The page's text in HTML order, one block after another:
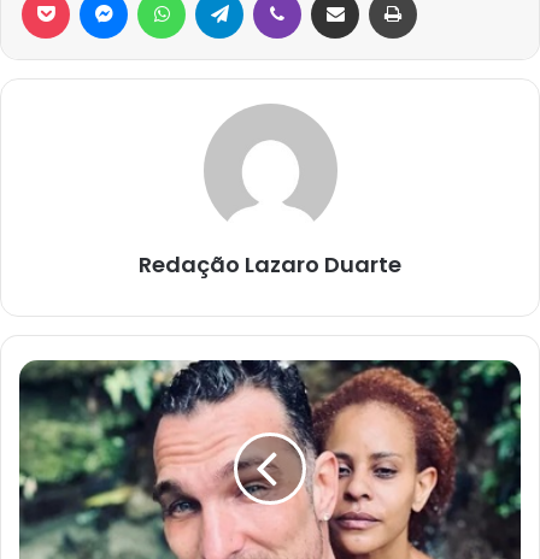
Redação Lazaro Duarte
MARIDO
DE
ALINE
WIRLEY
PRESTA
QUEIXA
CONTRA
AMEAÇAS